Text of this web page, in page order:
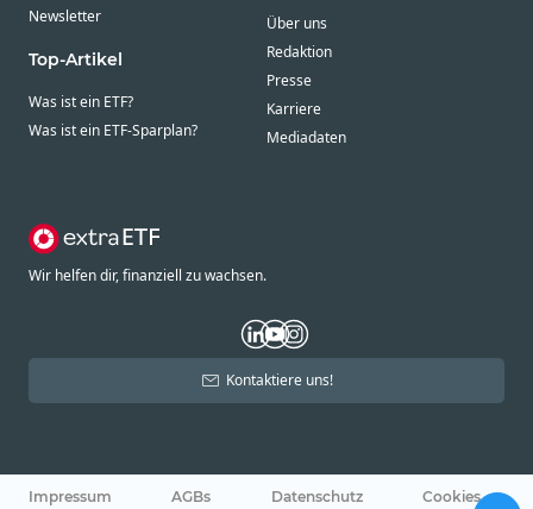
Newsletter
Top-Artikel
Was ist ein ETF?
Was ist ein ETF-Sparplan?
Über uns
Redaktion
Presse
Karriere
Mediadaten
Wir helfen dir, finanziell zu wachsen.
Kontaktiere uns!
Impressum AGBs Datenschutz Cookies